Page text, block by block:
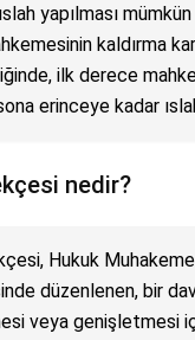
yapılması
kaldırma
ilk derece
erinceye kadar
nedir?
Hukuk
düzenlenen, bir
veya genişletmesi